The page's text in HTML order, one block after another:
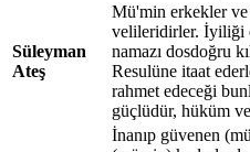
Süleyman
Ateş
Mü'min erkekler
velileridirler. İyiliği
namazı dosdoğru
Resulüne itaat
rahmet edeceği
güçlüdür, hüküm
İnanıp güvenen